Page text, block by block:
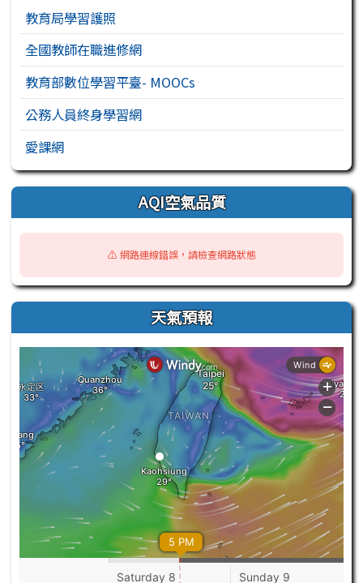
教育局學習護照
全國教師在職進修網
教育部數位學習平臺- MOOCs
公務人員終身學習網
愛課網
AQI空氣品質
⚠️ 網路連線錯誤，請檢查網路狀態
天氣預報